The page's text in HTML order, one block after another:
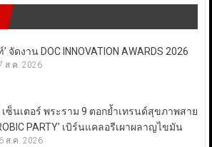
จัดงาน DOC INNOVATION AWARDS 2026
ส.ค. 2026
เซ็นเตอร์ พระราม 9 ตอกย้ำเทรนด์สุขภาพสาย
PARTY’ เบิร์นแคลอรีเผาผลาญไขมัน
ส.ค. 2026